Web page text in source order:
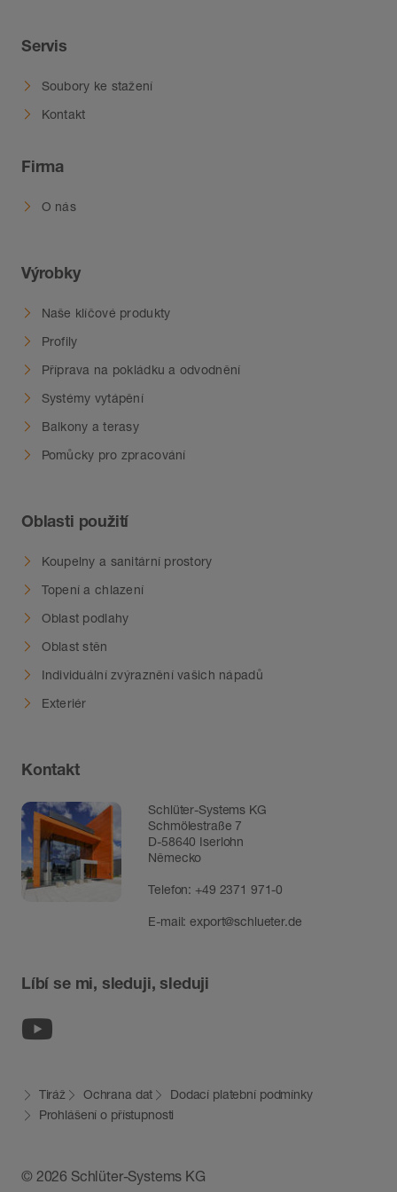
Servis
Soubory ke stažení
Kontakt
Firma
O nás
Výrobky
Naše klíčové produkty
Profily
Příprava na pokládku a odvodnění
Systémy vytápění
Balkony a terasy
Pomůcky pro zpracování
Oblasti použití
Koupelny a sanitární prostory
Topení a chlazení
Oblast podlahy
Oblast stěn
Individuální zvýraznění vašich nápadů
Exteriér
Kontakt
Schlüter-Systems KG
Schmölestraße 7
D-58640 Iserlohn
Německo
Telefon:+49 2371 971-0
E-mail:export@schlueter.de
Líbí se mi, sleduji, sleduji
© 2026 Schlüter-Systems KG
Tiráž Ochrana dat
Dodací platební podmínky
Prohlášení o přístupnosti